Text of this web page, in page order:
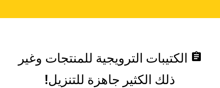
assignment الكتيبات الترويجية للمنتجات وغير
ذلك الكثير جاهزة للتنزيل!